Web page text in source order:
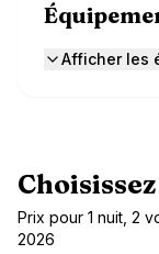
Afficher les
Prix pour 1 nuit, 2
2026